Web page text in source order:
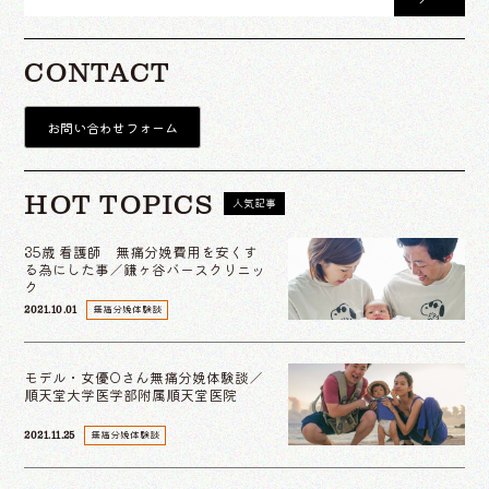
CONTACT
お問い合わせフォーム
HOT TOPICS 人気記事
2021.10.01 無痛分娩体験談
35歳 看護師 無痛分娩費用を安くす
る為にした事／鎌ヶ谷バースクリニッ
ク
2021.11.25 無痛分娩体験談
モデル・女優Oさん無痛分娩体験談／
順天堂大学医学部附属順天堂医院